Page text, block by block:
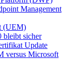
Management
(UEM)
bleibt sicher
Update
versus Microsoft